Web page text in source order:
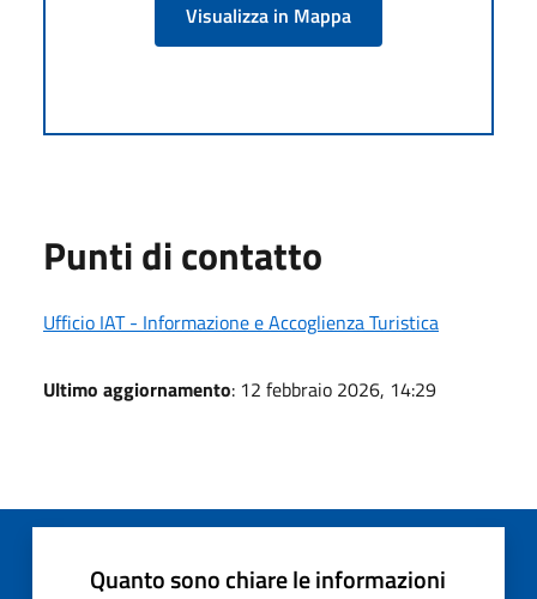
Visualizza in Mappa
Punti di contatto
Ufficio IAT - Informazione e Accoglienza Turistica
Ultimo aggiornamento: 12 febbraio 2026, 14:29
Quanto sono chiare le informazioni